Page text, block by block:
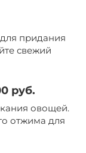
придания
свежий
руб.
овощей.
отжима для